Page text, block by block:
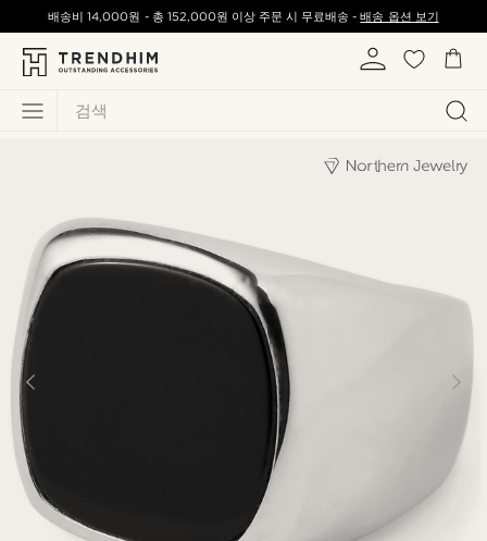
검색
배송비14,000원 - 총 152,000원 이상 주문 시 무료배송 -배송 옵션 보기